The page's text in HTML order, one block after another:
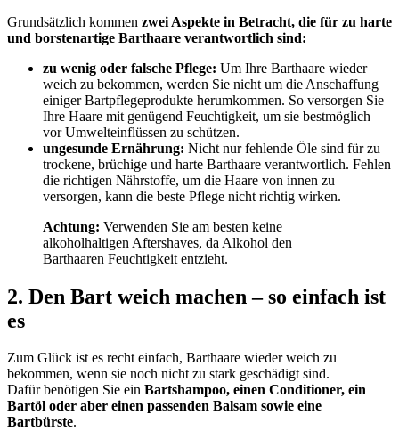
Grundsätzlich kommen zwei Aspekte in Betracht, die für zu harte
und borstenartige Barthaare verantwortlich sind:
zu wenig oder falsche Pflege: Um Ihre Barthaare wieder
weich zu bekommen, werden Sie nicht um die Anschaffung
einiger Bartpflegeprodukte herumkommen. So versorgen Sie
Ihre Haare mit genügend Feuchtigkeit, um sie bestmöglich
vor Umwelteinflüssen zu schützen.
ungesunde Ernährung: Nicht nur fehlende Öle sind für zu
trockene, brüchige und harte Barthaare verantwortlich. Fehlen
die richtigen Nährstoffe, um die Haare von innen zu
versorgen, kann die beste Pflege nicht richtig wirken.
Achtung: Verwenden Sie am besten keine
alkoholhaltigen Aftershaves, da Alkohol den
Barthaaren Feuchtigkeit entzieht.
2. Den Bart weich machen – so einfach ist
es
Zum Glück ist es recht einfach, Barthaare wieder weich zu
bekommen, wenn sie noch nicht zu stark geschädigt sind.
Dafür benötigen Sie ein Bartshampoo, einen Conditioner, ein
Bartöl oder aber einen passenden Balsam sowie eine
Bartbürste.